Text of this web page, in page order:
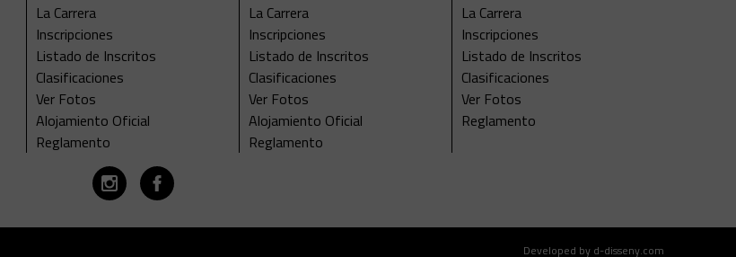
La Carrera
Inscripciones
Listado de Inscritos
Clasificaciones
Ver Fotos
Alojamiento Oficial
Reglamento
La Carrera
Inscripciones
Listado de Inscritos
Clasificaciones
Ver Fotos
Alojamiento Oficial
Reglamento
La Carrera
Inscripciones
Listado de Inscritos
Clasificaciones
Ver Fotos
Reglamento
Developed by d-disseny.com